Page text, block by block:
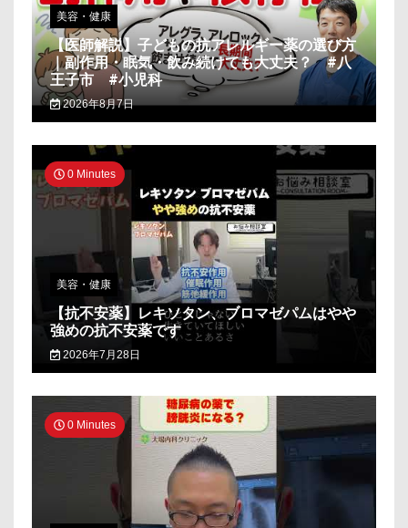
美容・健康
【医師解説】子どもの抗アレルギー薬の選び方
｜副作用・眠気・飲み続けても大丈夫？ #八
王子市 #小児科
2026年8月7日
0 Minutes
美容・健康
【抗不安薬】レキソタン、ブロマゼパムはやや
強めの抗不安薬です
2026年7月28日
0 Minutes